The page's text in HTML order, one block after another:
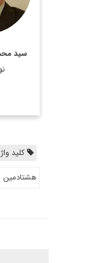
سید
استاد
کلید
هشتادمین